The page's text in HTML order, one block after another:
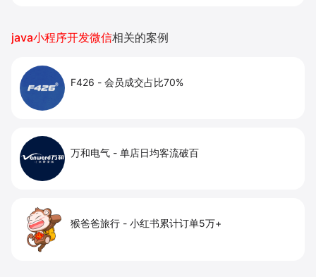
java小程序开发微信相关的案例
F426 - 会员成交占比70%
万和电气 - 单店日均客流破百
猴爸爸旅行 - 小红书累计订单5万+